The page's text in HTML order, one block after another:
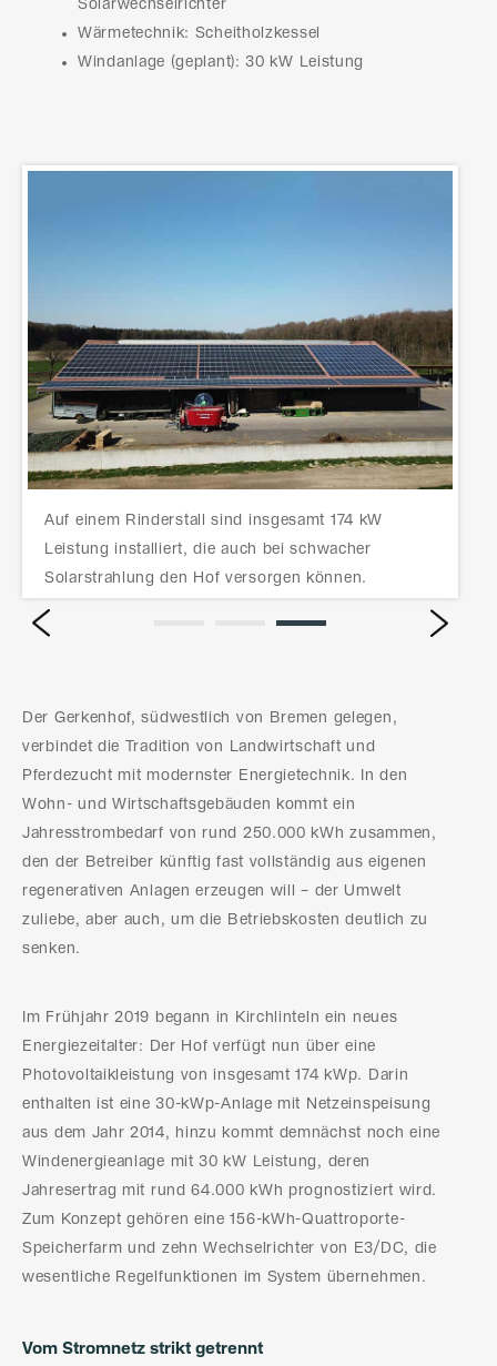
Solarwechselrichter
Wärmetechnik: Scheitholzkessel
Windanlage (geplant): 30 kW Leistung
Auf einem Rinderstall sind insgesamt 174 kW
Leistung installiert, die auch bei schwacher
Solarstrahlung den Hof versorgen können.
Prev Next
Der Gerkenhof, südwestlich von Bremen gelegen,
verbindet die Tradition von Landwirtschaft und
Pferdezucht mit modernster Energietechnik. In den
Wohn- und Wirtschaftsgebäuden kommt ein
Jahresstrombedarf von rund 250.000 kWh zusammen,
den der Betreiber künftig fast vollständig aus eigenen
regenerativen Anlagen erzeugen will – der Umwelt
zuliebe, aber auch, um die Betriebskosten deutlich zu
senken.
Im Frühjahr 2019 begann in Kirchlinteln ein neues
Energiezeitalter: Der Hof verfügt nun über eine
Photovoltaikleistung von insgesamt 174 kWp. Darin
enthalten ist eine 30-kWp-Anlage mit Netzeinspeisung
aus dem Jahr 2014, hinzu kommt demnächst noch eine
Windenergieanlage mit 30 kW Leistung, deren
Jahresertrag mit rund 64.000 kWh prognostiziert wird.
Zum Konzept gehören eine 156-kWh-Quattroporte-
Speicherfarm und zehn Wechselrichter von E3/DC, die
wesentliche Regelfunktionen im System übernehmen.
Vom Stromnetz strikt getrennt